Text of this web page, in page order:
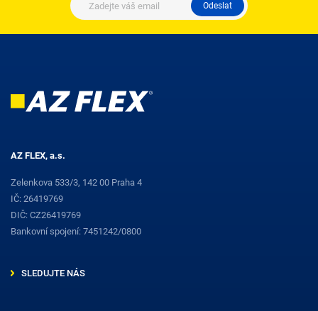
Odeslat
AZ FLEX, a.s.
Zelenkova 533/3, 142 00 Praha 4
IČ: 26419769
DIČ: CZ26419769
Bankovní spojení: 7451242/0800
SLEDUJTE NÁS